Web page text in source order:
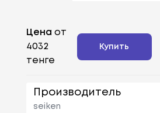
Цена от
4032
тенге
Купить
Производитель
seiken